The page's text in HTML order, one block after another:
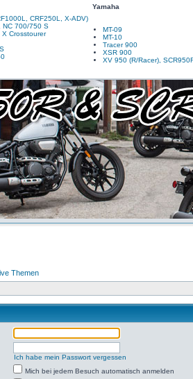
Yamaha
CRF250L, X-ADV)
NC 700/750 S
Crosstourer
MT-09
MT-10
Tracer 900
XSR 900
XV 950 (R/Racer),
Themen
Ich habe mein Passwort vergessen
Mich bei jedem Besuch automatisch anmelden